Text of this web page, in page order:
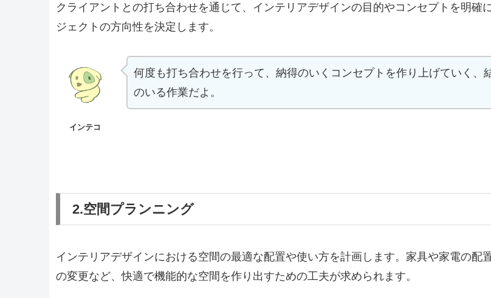
クライアントとの打ち合わせを通じて、インテリアデザインの目的やコンセプトを明確
ジェクトの方向性を決定します。
インテコ
何度も打ち合わせを行って、納得のいくコンセプトを作り上げていく、
のいる作業だよ。
2.空間プランニング
インテリアデザインにおける空間の最適な配置や使い方を計画します。家具や家電の配
の変更など、快適で機能的な空間を作り出すための工夫が求められます。